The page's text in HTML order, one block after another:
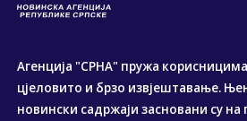
Агенција "СРНА" пружа корисницима
цјеловито и брзо извјештавање.
новински садржаји засновани су